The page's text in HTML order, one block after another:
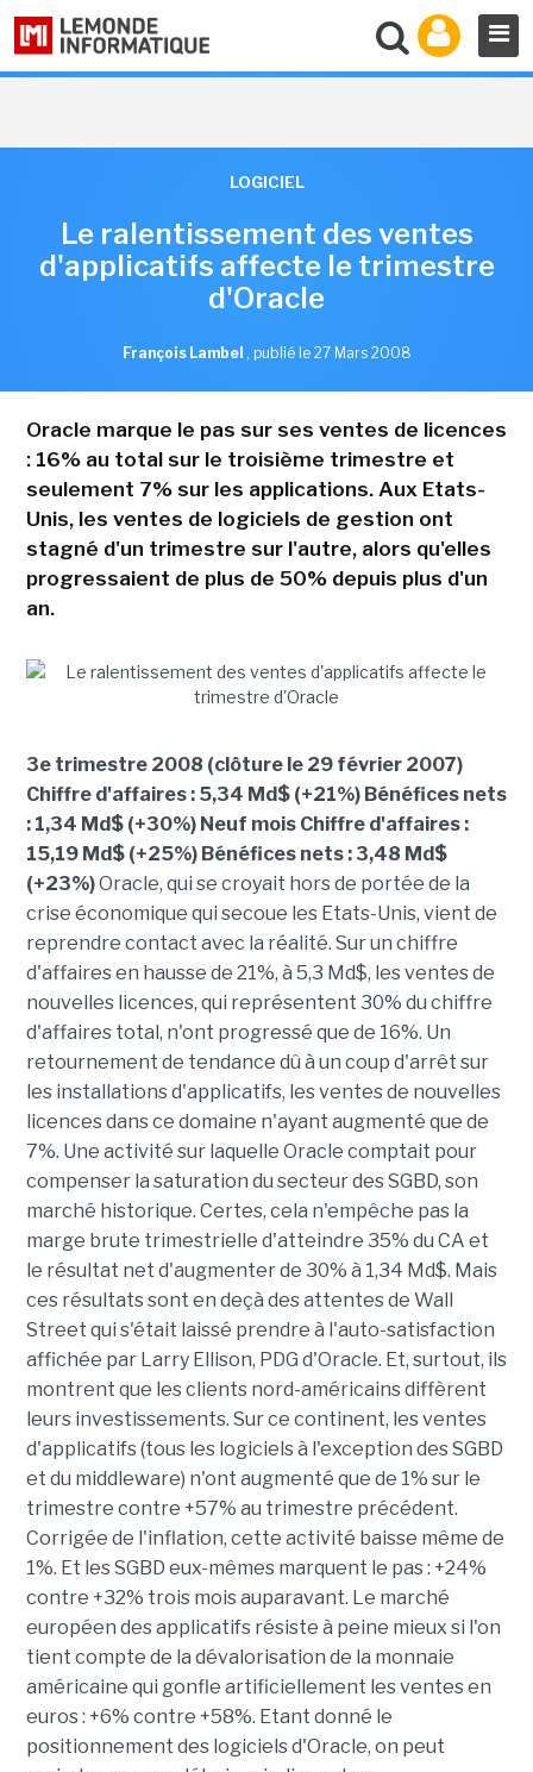
LOGICIEL
Le ralentissement des ventes
d'applicatifs affecte le trimestre
d'Oracle
François Lambel , publié le 27 Mars 2008
Oracle marque le pas sur ses ventes de licences
: 16% au total sur le troisième trimestre et
seulement 7% sur les applications. Aux Etats-
Unis, les ventes de logiciels de gestion ont
stagné d'un trimestre sur l'autre, alors qu'elles
progressaient de plus de 50% depuis plus d'un
an.
3e trimestre 2008 (clôture le 29 février 2007)
Chiffre d'affaires : 5,34 Md$ (+21%) Bénéfices nets
: 1,34 Md$ (+30%) Neuf mois Chiffre d'affaires :
15,19 Md$ (+25%) Bénéfices nets : 3,48 Md$
(+23%)Oracle, qui se croyait hors de portée de la
crise économique qui secoue les Etats-Unis, vient de
reprendre contact avec la réalité. Sur un chiffre
d'affaires en hausse de 21%, à 5,3 Md$, les ventes de
nouvelles licences, qui représentent 30% du chiffre
d'affaires total, n'ont progressé que de 16%. Un
retournement de tendance dû à un coup d'arrêt sur
les installations d'applicatifs, les ventes de nouvelles
licences dans ce domaine n'ayant augmenté que de
7%. Une activité sur laquelle Oracle comptait pour
compenser la saturation du secteur des SGBD, son
marché historique. Certes, cela n'empêche pas la
marge brute trimestrielle d'atteindre 35% du CA et
le résultat net d'augmenter de 30% à 1,34 Md$. Mais
ces résultats sont en deçà des attentes de Wall
Street qui s'était laissé prendre à l'auto-satisfaction
affichée par Larry Ellison, PDG d'Oracle. Et, surtout, ils
montrent que les clients nord-américains diffèrent
leurs investissements. Sur ce continent, les ventes
d'applicatifs (tous les logiciels à l'exception des SGBD
et du middleware) n'ont augmenté que de 1% sur le
trimestre contre +57% au trimestre précédent.
Corrigée de l'inflation, cette activité baisse même de
1%. Et les SGBD eux-mêmes marquent le pas : +24%
contre +32% trois mois auparavant. Le marché
européen des applicatifs résiste à peine mieux si l'on
tient compte de la dévalorisation de la monnaie
américaine qui gonfle artificiellement les ventes en
euros : +6% contre +58%. Etant donné le
positionnement des logiciels d'Oracle, on peut